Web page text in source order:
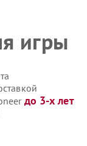
игры
до 3-х лет